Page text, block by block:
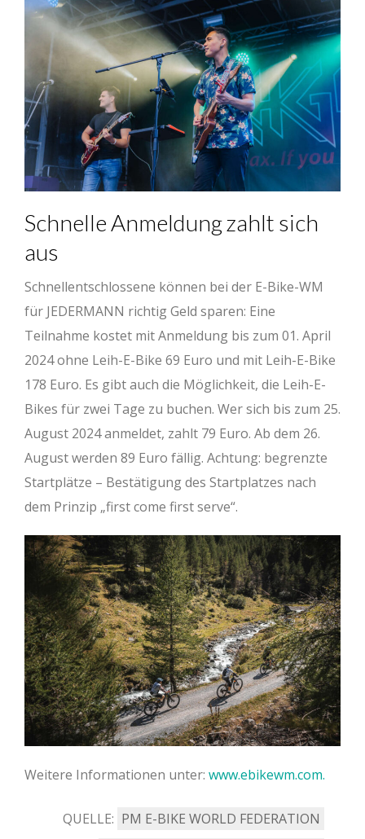
Schnelle Anmeldung zahlt sich
aus
Schnellentschlossene können bei der E-Bike-WM
für JEDERMANN richtig Geld sparen: Eine
Teilnahme kostet mit Anmeldung bis zum 01. April
2024 ohne Leih-E-Bike 69 Euro und mit Leih-E-Bike
178 Euro. Es gibt auch die Möglichkeit, die Leih-E-
Bikes für zwei Tage zu buchen. Wer sich bis zum 25.
August 2024 anmeldet, zahlt 79 Euro. Ab dem 26.
August werden 89 Euro fällig. Achtung: begrenzte
Startplätze – Bestätigung des Startplatzes nach
dem Prinzip „first come first serve“.
Weitere Informationen unter: www.ebikewm.com.
QUELLE: PM E-BIKE WORLD FEDERATION